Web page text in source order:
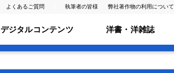
よくあるご質問 執筆者の皆様 弊社著作物の利用について
デジタルコンテンツ 洋書・洋雑誌